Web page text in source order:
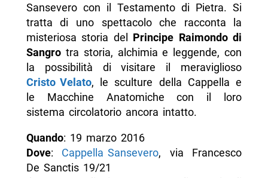
Sansevero con il Testamento di Pietra. Si
tratta di uno spettacolo che racconta la
misteriosa storia del Principe Raimondo di
Sangrotra storia, alchimia e leggende, con
la possibilità di visitare il meraviglioso
Cristo Velato, le sculture della Cappella e
le Macchine Anatomiche con il loro
sistema circolatorio ancora intatto.
Quando: 19 marzo 2016
Dove: Cappella Sansevero, via Francesco
De Sanctis 19/21